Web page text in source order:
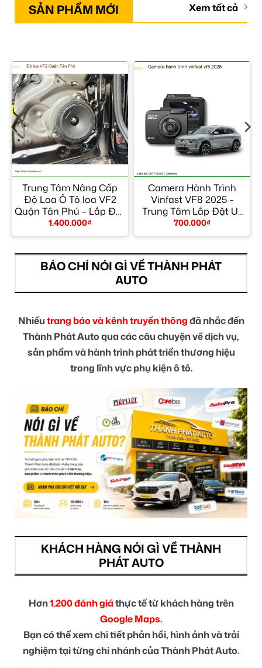
SẢN PHẨM MỚI Xem tất cả
Trung Tâm Nâng Cấp
Độ Loa Ô Tô loa VF2
Quận Tân Phú – Lắp Đặt
Uy Tín TPHCM
1.400.000₫
Camera Hành Trình
Vinfast VF8 2025 –
Trung Tâm Lắp Đặt Uy
Tín TPHCM
700.000₫
BÁO CHÍ NÓI GÌ VỀ THÀNH PHÁT
AUTO
Nhiềutrang báo và kênh truyền thôngđã nhắc đến
Thành Phát Auto qua các câu chuyện về dịch vụ,
sản phẩm và hành trình phát triển thương hiệu
trong lĩnh vực phụ kiện ô tô.
KHÁCH HÀNG NÓI GÌ VỀ THÀNH
PHÁT AUTO
Hơn1.200 đánh giáthực tế từ khách hàng trên
Google Maps.
Bạn có thể xem chi tiết phản hồi, hình ảnh và trải
nghiệm tại từng chi nhánh của Thành Phát Auto.